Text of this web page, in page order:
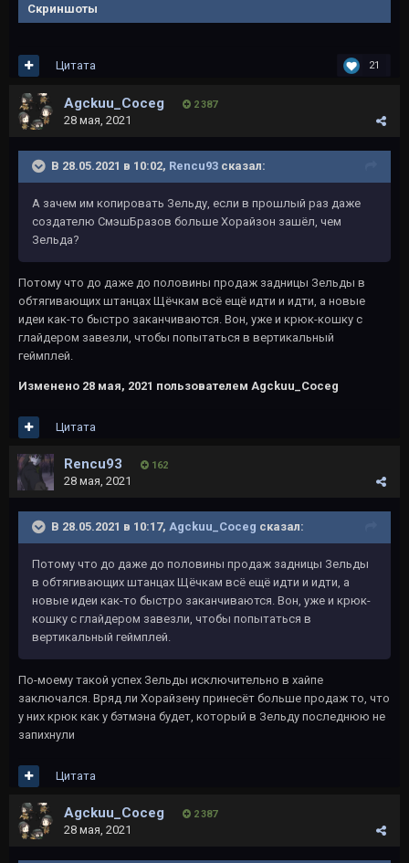
Скриншоты
21
Цитата
Agckuu_Coceg 2 387
28 мая, 2021
В 28.05.2021 в 10:02, Rencu93 сказал:
А зачем им копировать Зельду, если в прошлый раз даже
создателю СмэшБразов больше Хорайзон зашёл, чем
Зельда?
Потому что до даже до половины продаж задницы Зельды в
обтягивающих штанцах Щёчкам всё ещё идти и идти, а новые
идеи как-то быстро заканчиваются. Вон, уже и крюк-кошку с
глайдером завезли, чтобы попытаться в вертикальный
геймплей.
Изменено 28 мая, 2021 пользователем Agckuu_Coceg
Цитата
Rencu93 162
28 мая, 2021
В 28.05.2021 в 10:17, Agckuu_Coceg сказал:
Потому что до даже до половины продаж задницы Зельды
в обтягивающих штанцах Щёчкам всё ещё идти и идти, а
новые идеи как-то быстро заканчиваются. Вон, уже и крюк-
кошку с глайдером завезли, чтобы попытаться в
вертикальный геймплей.
По-моему такой успех Зельды исключительно в хайпе
заключался. Вряд ли Хорайзену принесёт больше продаж то, что
у них крюк как у бэтмэна будет, который в Зельду последнюю не
запихнули
Цитата
Agckuu_Coceg 2 387
28 мая, 2021